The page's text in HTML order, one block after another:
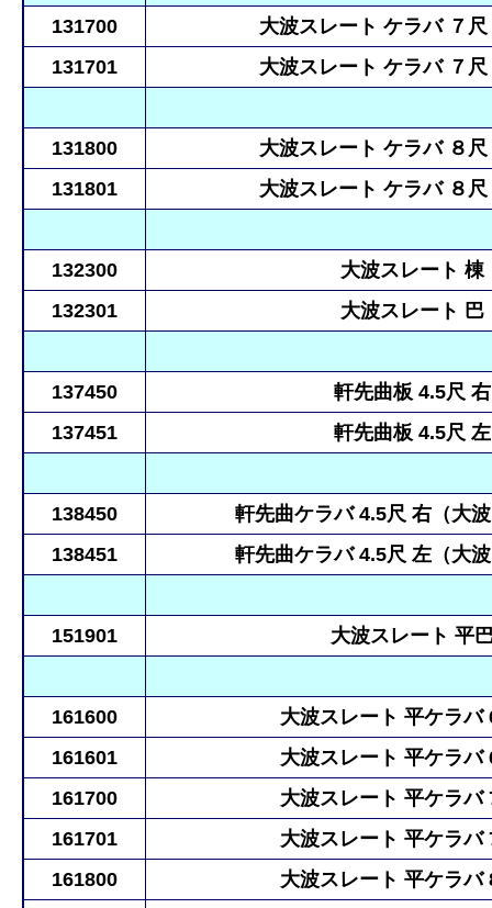
131700
大波スレート ケラバ ７
131701
大波スレート ケラバ ７
131800
大波スレート ケラバ ８
131801
大波スレート ケラバ ８
132300
大波スレート 棟
132301
大波スレート 巴
137450
軒先曲板 4.5尺 右
137451
軒先曲板 4.5尺 左
138450
軒先曲ケラバ 4.5尺 右（大
138451
軒先曲ケラバ 4.5尺 左（大
151901 大波スレート 平
161600
大波スレート 平ケラバ
161601
大波スレート 平ケラバ
161700
大波スレート 平ケラバ
161701
大波スレート 平ケラバ
161800
大波スレート 平ケラバ